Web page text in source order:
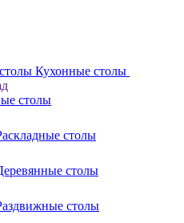
Кухонные столы
столы
столы
столы
столы